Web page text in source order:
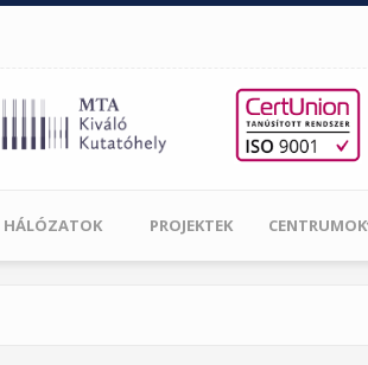
HÁLÓZATOK PROJEKTEK CENTRUMOK